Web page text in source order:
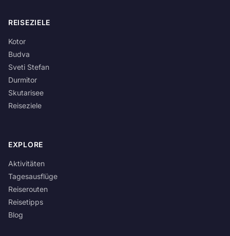
REISEZIELE
Kotor
Budva
Sveti Stefan
Durmitor
Skutarisee
Reiseziele
EXPLORE
Aktivitäten
Tagesausflüge
Reiserouten
Reisetipps
Blog